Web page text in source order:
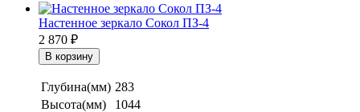
Настенное зеркало Сокол ПЗ-4
2 870 ₽
Глубина(мм) 283
Высота(мм)
1044